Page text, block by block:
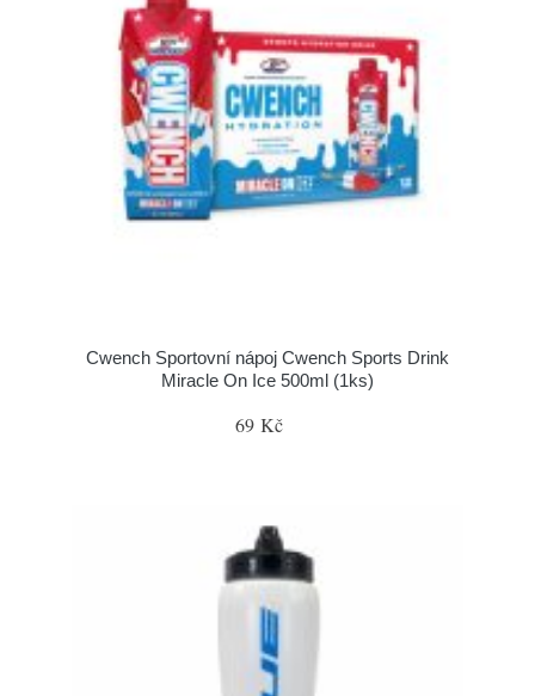
Cwench Sportovní nápoj Cwench Sports Drink
Miracle On Ice 500ml (1ks)
69 Kč